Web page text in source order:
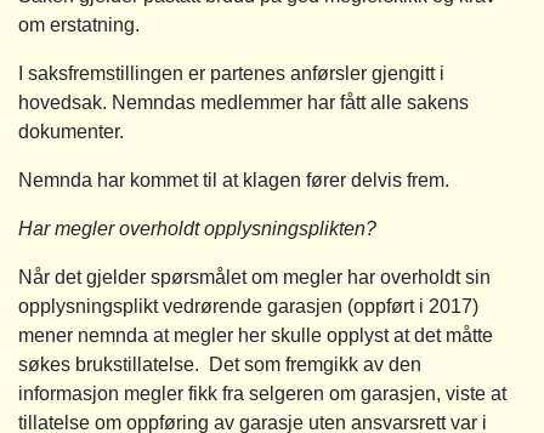
om erstatning.
I saksfremstillingen er partenes anførsler gjengitt i
hovedsak. Nemndas medlemmer har fått alle sakens
dokumenter.
Nemnda har kommet til at klagen fører delvis frem.
Har megler overholdt opplysningsplikten?
Når det gjelder spørsmålet om megler har overholdt sin
opplysningsplikt vedrørende garasjen (oppført i 2017)
mener nemnda at megler her skulle opplyst at det måtte
søkes brukstillatelse. Det som fremgikk av den
informasjon megler fikk fra selgeren om garasjen, viste at
tillatelse om oppføring av garasje uten ansvarsrett var i